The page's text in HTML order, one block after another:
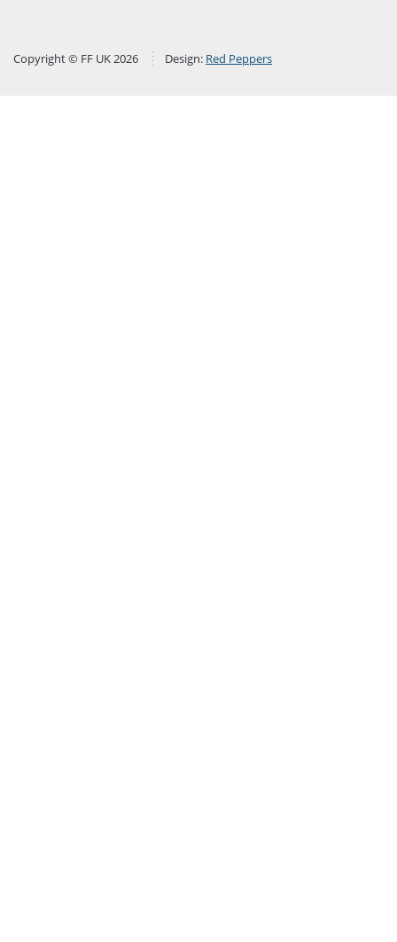
Copyright © FF UK 2026 Design: Red Peppers